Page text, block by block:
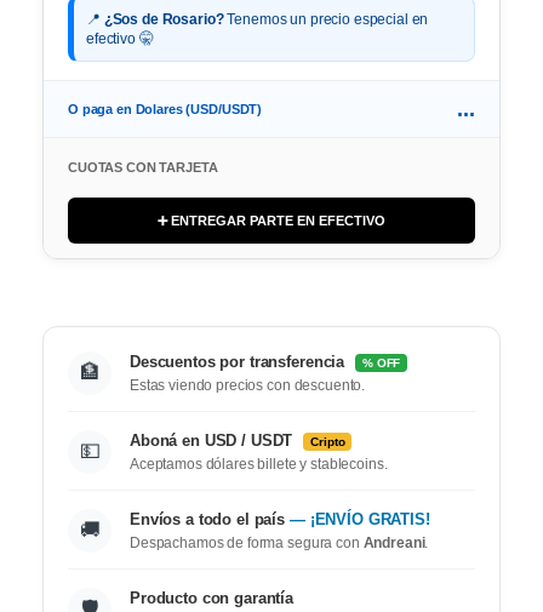
📍 ¿Sos de Rosario?Tenemos un precio especial en
efectivo 🤫
O paga en Dolares (USD/USDT) ...
CUOTAS CON TARJETA
➕ ENTREGAR PARTE EN EFECTIVO
🏦 Descuentos por transferencia % OFF
Estas viendo precios con descuento.
💵 Aboná en USD / USDT Cripto
Aceptamos dólares billete y stablecoins.
🚚 Envíos a todo el país — ¡ENVÍO GRATIS!
Despachamos de forma segura con Andreani.
Producto con garantía